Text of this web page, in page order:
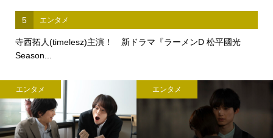
5 エンタメ
寺西拓人(timelesz)主演！ 新ドラマ『ラーメンD 松平國光
Season...
エンタメ エンタメ